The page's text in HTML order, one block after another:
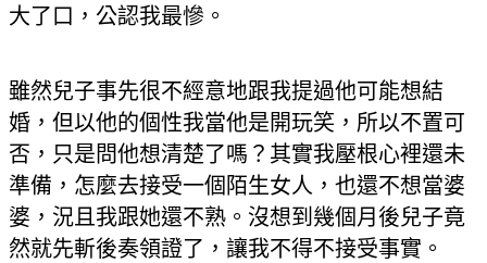
大了口，公認我最慘。
雖然兒子事先很不經意地跟我提過他可能想結
婚，但以他的個性我當他是開玩笑，所以不置可
否，只是問他想清楚了嗎？其實我壓根心裡還未
準備，怎麼去接受一個陌生女人，也還不想當婆
婆，況且我跟她還不熟。沒想到幾個月後兒子竟
然就先斬後奏領證了，讓我不得不接受事實。